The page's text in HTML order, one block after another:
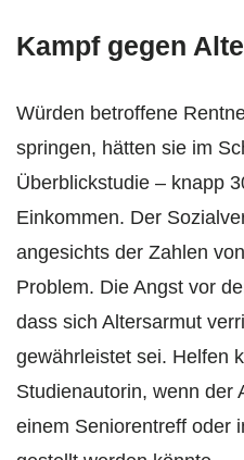
Kampf gegen
Würden betroffene
springen, hätten sie im
Überblickstudie – knapp
Einkommen. Der
angesichts der Zahlen
Problem. Die Angst vor
dass sich Altersarmut
gewährleistet sei. Helfen
Studienautorin, wenn der
einem Seniorentreff oder